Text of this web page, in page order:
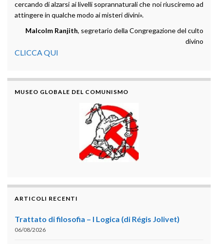
cercando di alzarsi ai livelli soprannaturali che noi riusciremo ad
attingere in qualche modo ai misteri divini».
Malcolm Ranjith, segretario della Congregazione del culto
divino
CLICCA QUI
MUSEO GLOBALE DEL COMUNISMO
ARTICOLI RECENTI
Trattato di filosofia – I Logica (di Régis Jolivet)
06/08/2026